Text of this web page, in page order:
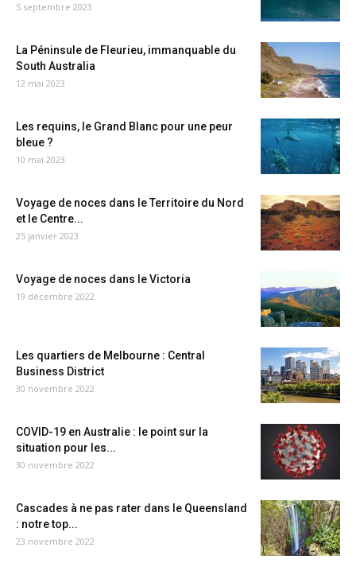
5 septembre 2023
La Péninsule de Fleurieu, immanquable du
South Australia
12 mai 2023
Les requins, le Grand Blanc pour une peur
bleue ?
10 mai 2023
Voyage de noces dans le Territoire du Nord
et le Centre...
25 janvier 2023
Voyage de noces dans le Victoria
19 décembre 2022
Les quartiers de Melbourne : Central
Business District
30 novembre 2022
COVID-19 en Australie : le point sur la
situation pour les...
30 novembre 2022
Cascades à ne pas rater dans le Queensland
: notre top...
23 novembre 2022